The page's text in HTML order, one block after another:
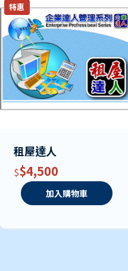
特惠
租屋達人
$4,500
加入購物車